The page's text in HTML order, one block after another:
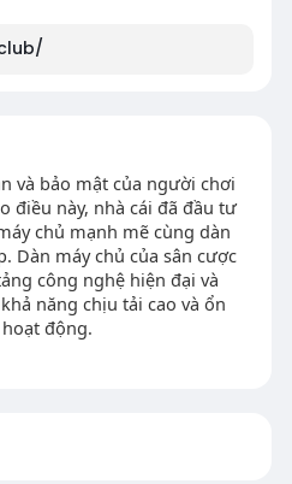
và bảo mật của người chơi
điều này, nhà cái đã đầu tư
chủ mạnh mẽ cùng dàn
Dàn máy chủ của sân cược
công nghệ hiện đại và
năng chịu tải cao và ổn
động.